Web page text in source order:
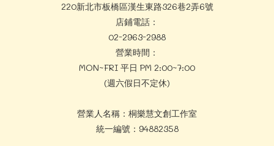
220新北市板橋區漢生東路326巷2弄6號
店鋪電話：
02-2963-2988
營業時間：
MON~FRI 平日 PM 2:00~7:00
(週六假日不定休)
營業人名稱：桐樂慧文創工作室
統一編號：94882358